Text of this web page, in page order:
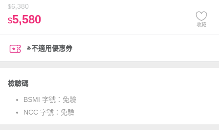
$6,380
$5,580 收藏
※不適用優惠券
檢驗碼
BSMI 字號： 免驗
NCC 字號： 免驗